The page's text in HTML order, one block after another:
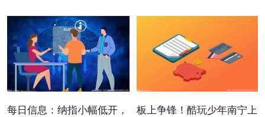
每日信息：纳指小幅低开，
板上争锋！酷玩少年南宁上